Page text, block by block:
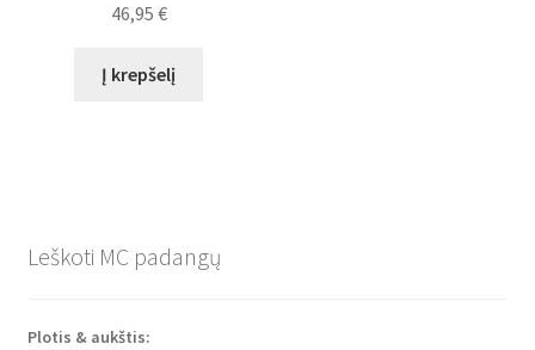
46,95 €
Į krepšelį
Leškoti MC padangų
Plotis & aukštis: